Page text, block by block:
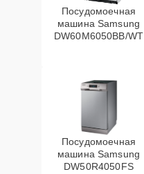
Посудомоечная
машина Samsung
DW60M6050BB/WT
Посудомоечная
машина Samsung
DW50R4050FS